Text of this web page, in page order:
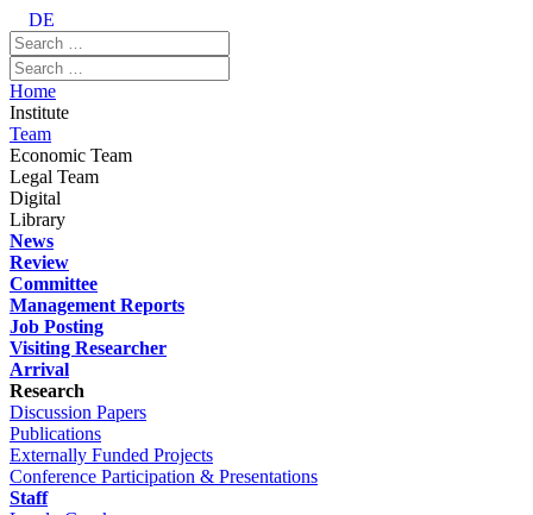
DE
Home
Institute
Team
Economic Team
Legal Team
Digital
Library
News
Review
Committee
Management Reports
Job Posting
Visiting Researcher
Arrival
Research
Discussion Papers
Publications
Externally Funded Projects
Conference Participation & Presentations
Staff